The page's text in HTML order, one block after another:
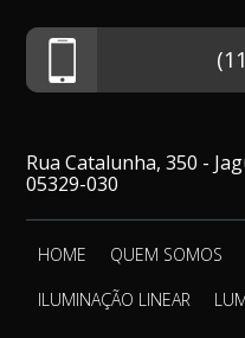
Rua Catalunha, 350 -
05329-030
HOME QUEM SOMOS
ILUMINAÇÃO LINEAR